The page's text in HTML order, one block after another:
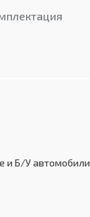
и Б/У автомобили